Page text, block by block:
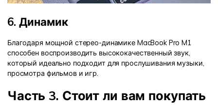
6. Динамик
Благодаря мощной стерео-динамике MacBook Pro M1
способен воспроизводить высококачественный звук,
который идеально подходит для прослушивания музыки,
просмотра фильмов и игр.
Часть 3. Стоит ли вам покупать